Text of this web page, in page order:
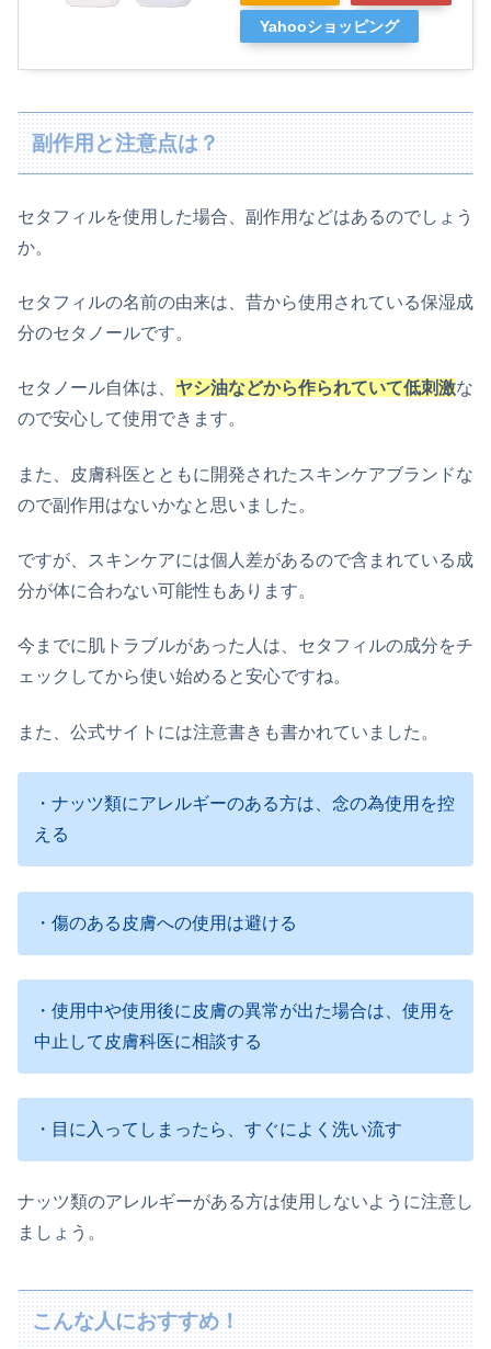
Yahooショッピング
副作用と注意点は？
セタフィルを使用した場合、副作用などはあるのでしょう
か。
セタフィルの名前の由来は、昔から使用されている保湿成
分のセタノールです。
セタノール自体は、 ヤシ油などから作られていて低刺激な
ので安心して使用できます。
また、皮膚科医とともに開発されたスキンケアブランドな
ので副作用はないかなと思いました。
ですが、スキンケアには個人差があるので含まれている成
分が体に合わない可能性もあります。
今までに肌トラブルがあった人は、セタフィルの成分をチ
ェックしてから使い始めると安心ですね。
また、公式サイトには注意書きも書かれていました。
・ナッツ類にアレルギーのある方は、念の為使用を控
える
・傷のある皮膚への使用は避ける
・使用中や使用後に皮膚の異常が出た場合は、使用を
中止して皮膚科医に相談する
・目に入ってしまったら、すぐによく洗い流す
ナッツ類のアレルギーがある方は使用しないように注意し
ましょう。
こんな人におすすめ！